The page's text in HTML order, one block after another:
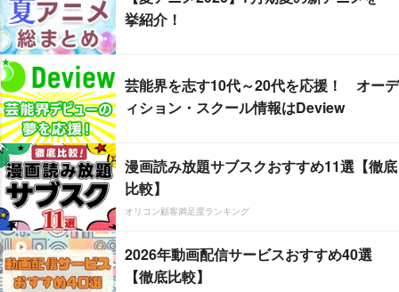
挙紹介！
芸能界を志す10代～20代を応援！ オーデ
ィション・スクール情報はDeview
漫画読み放題サブスクおすすめ11選【徹底
比較】
オリコン顧客満足度ランキング
2026年動画配信サービスおすすめ40選
【徹底比較】